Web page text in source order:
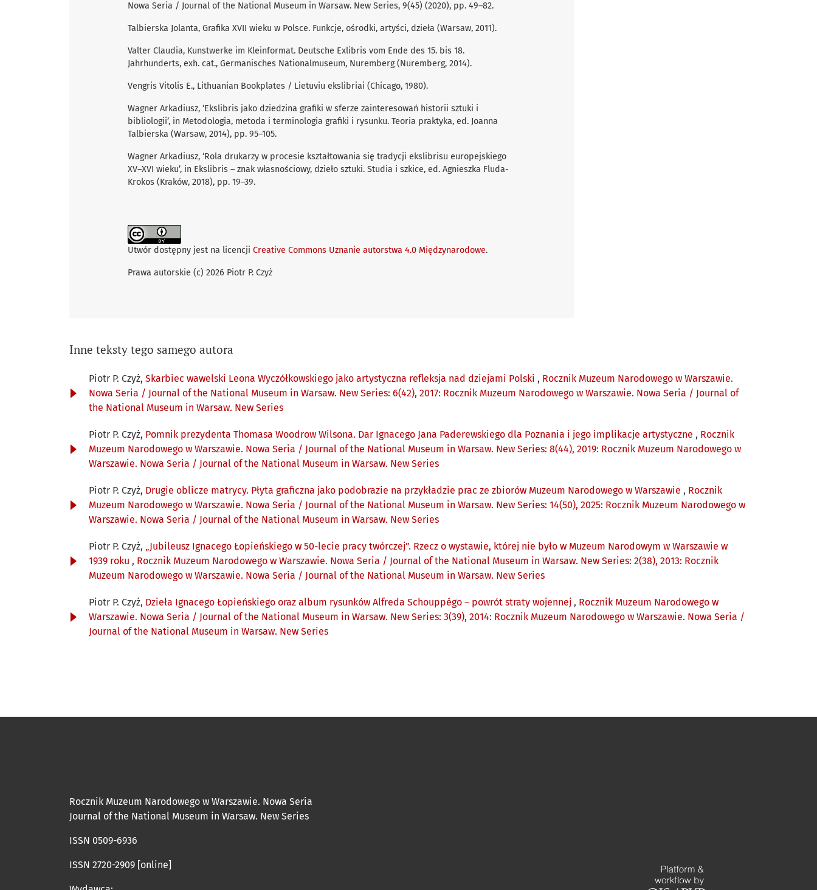
Nowa Seria / Journal of the National Museum in Warsaw. New Series, 9(45) (2020), pp. 49–82.
Talbierska Jolanta, Grafika XVII wieku w Polsce. Funkcje, ośrodki, artyści, dzieła (Warsaw, 2011).
Valter Claudia, Kunstwerke im Kleinformat. Deutsche Exlibris vom Ende des 15. bis 18.
Jahrhunderts, exh. cat., Germanisches Nationalmuseum, Nuremberg (Nuremberg, 2014).
Vengris Vitolis E., Lithuanian Bookplates / Lietuviu ekslibriai (Chicago, 1980).
Wagner Arkadiusz, ‘Ekslibris jako dziedzina grafiki w sferze zainteresowań historii sztuki i
bibliologii’, in Metodologia, metoda i terminologia grafiki i rysunku. Teoria praktyka, ed. Joanna
Talbierska (Warsaw, 2014), pp. 95–105.
Wagner Arkadiusz, ‘Rola drukarzy w procesie kształtowania się tradycji ekslibrisu europejskiego
XV–XVI wieku’, in Ekslibris – znak własnościowy, dzieło sztuki. Studia i szkice, ed. Agnieszka Fluda-
Krokos (Kraków, 2018), pp. 19–39.
Utwór dostępny jest na licencji Creative Commons Uznanie autorstwa 4.0 Międzynarodowe.
Prawa autorskie (c) 2026 Piotr P. Czyż
Inne teksty tego samego autora
Piotr P. Czyż, Skarbiec wawelski Leona Wyczółkowskiego jako artystyczna refleksja nad dziejami Polski , Rocznik Muzeum Narodowego w Warszawie.
Nowa Seria / Journal of the National Museum in Warsaw. New Series: 6(42), 2017: Rocznik Muzeum Narodowego w Warszawie. Nowa Seria / Journal of
the National Museum in Warsaw. New Series
Piotr P. Czyż, Pomnik prezydenta Thomasa Woodrow Wilsona. Dar Ignacego Jana Paderewskiego dla Poznania i jego implikacje artystyczne , Rocznik
Muzeum Narodowego w Warszawie. Nowa Seria / Journal of the National Museum in Warsaw. New Series: 8(44), 2019: Rocznik Muzeum Narodowego w
Warszawie. Nowa Seria / Journal of the National Museum in Warsaw. New Series
Piotr P. Czyż, Drugie oblicze matrycy. Płyta graficzna jako podobrazie na przykładzie prac ze zbiorów Muzeum Narodowego w Warszawie , Rocznik
Muzeum Narodowego w Warszawie. Nowa Seria / Journal of the National Museum in Warsaw. New Series: 14(50), 2025: Rocznik Muzeum Narodowego w
Warszawie. Nowa Seria / Journal of the National Museum in Warsaw. New Series
Piotr P. Czyż, „Jubileusz Ignacego Łopieńskiego w 50-lecie pracy twórczej”. Rzecz o wystawie, której nie było w Muzeum Narodowym w Warszawie w
1939 roku , Rocznik Muzeum Narodowego w Warszawie. Nowa Seria / Journal of the National Museum in Warsaw. New Series: 2(38), 2013: Rocznik
Muzeum Narodowego w Warszawie. Nowa Seria / Journal of the National Museum in Warsaw. New Series
Piotr P. Czyż, Dzieła Ignacego Łopieńskiego oraz album rysunków Alfreda Schouppégo – powrót straty wojennej , Rocznik Muzeum Narodowego w
Warszawie. Nowa Seria / Journal of the National Museum in Warsaw. New Series: 3(39), 2014: Rocznik Muzeum Narodowego w Warszawie. Nowa Seria /
Journal of the National Museum in Warsaw. New Series
Rocznik Muzeum Narodowego w Warszawie. Nowa Seria
Journal of the National Museum in Warsaw. New Series
ISSN 0509-6936
ISSN 2720-2909 [online]